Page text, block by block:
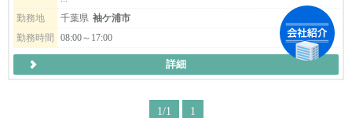
シニア層やどの世代でもやる気があれば活躍出来ますので気軽に
ご連絡ください。
司厨長の料理動画を掲載していますので、是非ご覧ください♪
勤務地
千葉県 袖ケ浦市
勤務時間
08:00～17:00
詳細
1/1 1